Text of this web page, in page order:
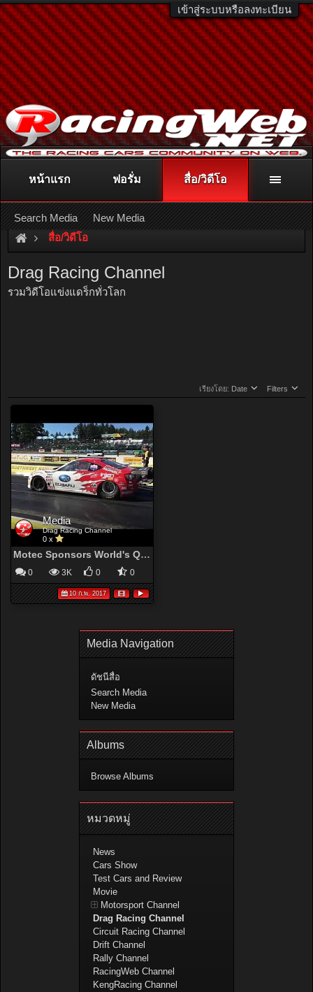
เข้าสู่ระบบหรือลงทะเบียน
ติดต่อลงโฆษณา racingweb@gmail.comหรือโทร. 081-811-1138
หรืออ่านรายละเอียดเพิ่มเติม คลิกที่นี่
สื่อ/วิดีโอ
Drag Racing Channel
รวมวิดีโอแข่งแดร็กทั่วโลก
เรียงโดย: Date Filters
Media
Drag Racing Channel
0 x
Motec Sponsors World's Quickest Subaru Ever! 7.22 @ 194mph - YouTube
0 3K 0 0
10 ก.พ. 2017
Media Navigation
ดัชนีสื่อ
Search Media
New Media
Albums
Browse Albums
หมวดหมู่
News
Cars Show
Test Cars and Review
Movie
Motorsport Channel
Drag Racing Channel
Circuit Racing Channel
Drift Channel
Rally Channel
RacingWeb Channel
KengRacing Channel
หน้าแรก ฟอรั่ม สื่อ/วิดีโอ
Search Media New Media